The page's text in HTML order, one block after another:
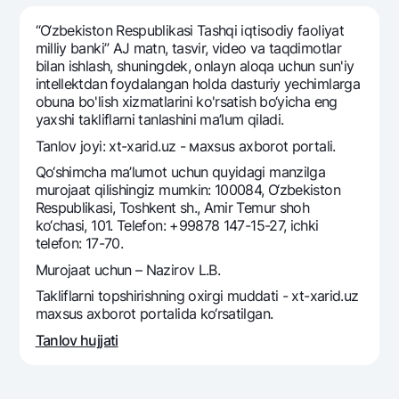
Hamma uchun USD uchun
Talab qilib olinguncha USD
Oltin omonat
NBU’dan oltin quymalar
Kumush omonat
UzCard/HUMO
Visa
Visa FIFA
Mastercard
Garmin pay
Eskrou hisobvarag‘i
Tariflar
Aksiyalar
Milliy mobil ilovasi
Ko'p beriladigan savollar
Sayt bo‘yicha qidiring
Qidirish
Foydali havolalar
“O‘zbekiston Respublikasi Tashqi iqtisodiy faoliyat
milliy banki” AJ matn, tasvir, video va taqdimotlar
bilan ishlash, shuningdek, onlayn aloqa uchun sun'iy
intellektdan foydalangan holda dasturiy yechimlarga
obuna bo'lish xizmatlarini ko'rsatish bo‘yicha eng
yaxshi takliflarni tanlashini ma’lum qiladi.
Tanlov joyi: xt-xarid.uz - мaxsus axborot portali.
Qo‘shimcha ma’lumot uchun quyidagi manzilga
murojaat qilishingiz mumkin: 100084, O‘zbekiston
Respublikasi, Toshkent sh., Amir Temur shoh
ko‘chasi, 101. Telefon: +99878 147-15-27, ichki
telefon: 17-70.
Murojaat uchun – Nazirov L.B.
Takliflarni topshirishning oxirgi muddati - xt-xarid.uz
maxsus axborot portalida ko‘rsatilgan.
Tanlov hujjati